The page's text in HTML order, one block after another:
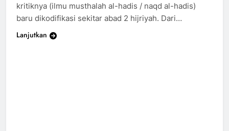
kritiknya (ilmu musthalah al-hadis / naqd al-hadis)
baru dikodifikasi sekitar abad 2 hijriyah. Dari…
Lanjutkan